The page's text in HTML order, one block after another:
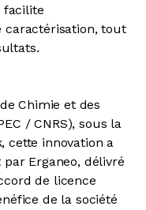
facilite
caractérisation, tout
Chimie et des
/ CNRS), sous la
cette innovation a
Erganeo, délivré
de licence
de la société